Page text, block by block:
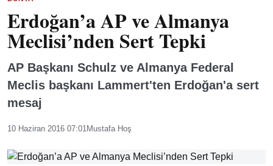
Erdoğan’a AP ve Almanya
Meclisi’nden Sert Tepki
AP Başkanı Schulz ve Almanya Federal
Meclis başkanı Lammert'ten Erdoğan'a sert
mesaj
10 Haziran 2016 07:01Mustafa Hoş